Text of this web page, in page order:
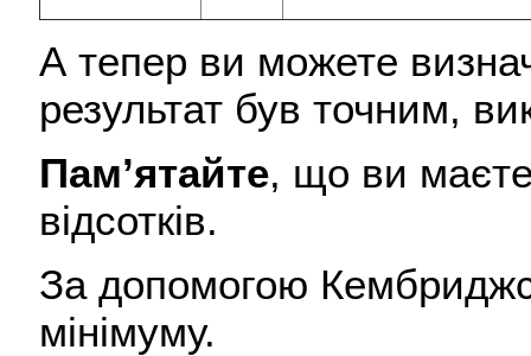
А тепер ви можете
результат був точним,
Пам’ятайте, що ви маєте
відсотків.
За допомогою
мінімуму.